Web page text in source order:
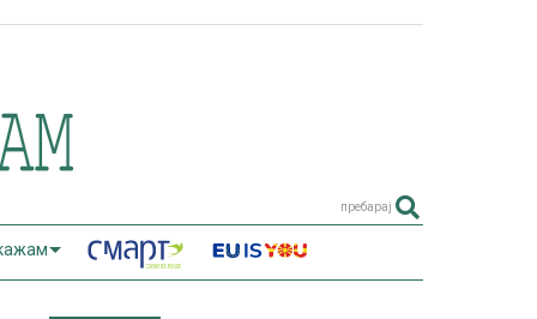
пребарај